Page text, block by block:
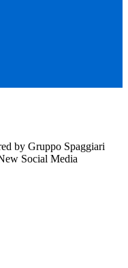
by Gruppo Spaggiari
Social Media